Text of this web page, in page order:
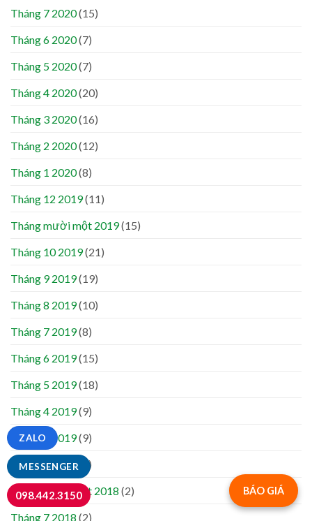
Tháng 7 2020(15)
Tháng 6 2020(7)
Tháng 5 2020(7)
Tháng 4 2020(20)
Tháng 3 2020(16)
Tháng 2 2020(12)
Tháng 1 2020(8)
Tháng 12 2019(11)
Tháng mười một 2019(15)
Tháng 10 2019(21)
Tháng 9 2019(19)
Tháng 8 2019(10)
Tháng 7 2019(8)
Tháng 6 2019(15)
Tháng 5 2019(18)
Tháng 4 2019(9)
Tháng 3 2019(9)
Tháng 2 2019(2)
Tháng mười một 2018 (2)
Tháng 7 2018 (2)
BÁO GIÁ
MESSENGER
ZALO
098.442.3150